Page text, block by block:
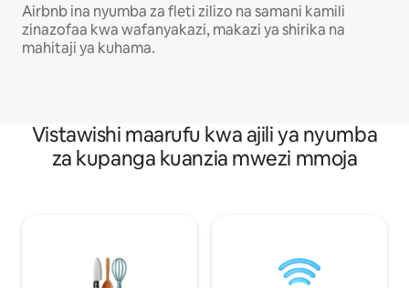
Airbnb ina nyumba za fleti zilizo na samani kamili
zinazofaa kwa wafanyakazi, makazi ya shirika na
mahitaji ya kuhama.
Vistawishi maarufu kwa ajili ya nyumba
za kupanga kuanzia mwezi mmoja